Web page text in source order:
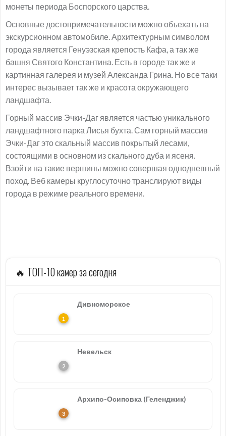
монеты периода Боспорского царства.
Основные достопримечательности можно объехать на
экскурсионном автомобиле. Архитектурным символом
города является Генуэзская крепость Кафа, а так же
башня Святого Константина. Есть в городе так же и
картинная галерея и музей Александа Грина. Но все таки
интерес вызывает так же и красота окружающего
ландшафта.
Горный массив Эчки-Даг является частью уникального
ландшафтного парка Лисья бухта. Сам горный массив
Эчки-Даг это скальный массив покрытый лесами,
состоящими в основном из скального дуба и ясеня.
Взойти на такие вершины можно совершая однодневный
поход. Веб камеры круглосуточно транслируют виды
города в режиме реального времени.
🔥 ТОП-10 камер за сегодня
Дивноморское
Невельск
Архипо-Осиповка (Геленджик)